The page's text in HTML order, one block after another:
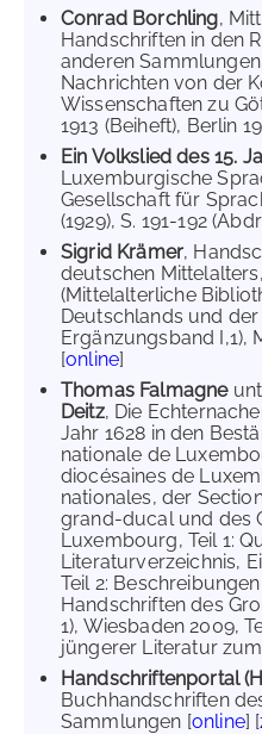
Conrad Borchling,
Handschriften in den
anderen
Nachrichten von der
Wissenschaften zu
1913 (Beiheft), Berlin
Ein Volkslied des 15.
Luxemburgische
Gesellschaft für
(1929), S. 191-192
Sigrid Krämer,
deutschen
(Mittelalterliche
Deutschlands und der
Ergänzungsband I,1),
[online]
Thomas Falmagne
Deitz, Die
Jahr 1628 in den
nationale de
diocésaines de
nationales, der
grand-ducal und des
Luxembourg, Teil 1:
Literaturverzeichnis,
Teil 2:
Handschriften des
1), Wiesbaden 2009,
jüngerer Literatur
Handschriftenportal
Buchhandschriften
Sammlungen [online] [